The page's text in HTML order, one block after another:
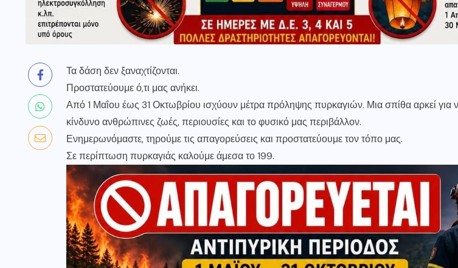
Τα δάση δεν ξαναχτίζονται.
Προστατεύουμε ό,τι μας ανήκει.
Από 1 Μαΐου έως 31 Οκτωβρίου ισχύουν μέτρα πρόληψης πυρκαγιών. Μια σπίθα αρκεί για
κίνδυνο ανθρώπινες ζωές, περιουσίες και το φυσικό μας περιβάλλον.
Ενημερωνόμαστε, τηρούμε τις απαγορεύσεις και προστατεύουμε τον τόπο μας.
Σε περίπτωση πυρκαγιάς καλούμε άμεσα το 199.